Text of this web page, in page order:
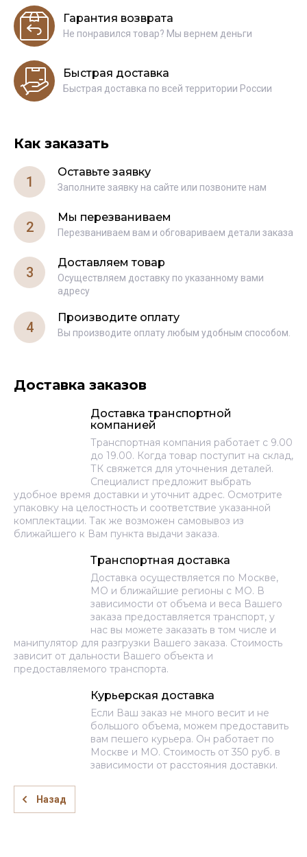
Гарантия возврата
Не понравился товар? Мы вернем деньги
Быстрая доставка
Быстрая доставка по всей территории России
Как заказать
1
Оставьте заявку
Заполните заявку на сайте или позвоните нам
2
Мы перезваниваем
Перезваниваем вам и обговариваем детали заказа
3
Доставляем товар
Осуществляем доставку по указанному вами
адресу
4
Производите оплату
Вы производите оплату любым удобным способом.
Доставка заказов
Доставка транспортной
компанией
Транспортная компания работает с 9.00
до 19.00. Когда товар поступит на склад,
ТК свяжется для уточнения деталей.
Специалист предложит выбрать
удобное время доставки и уточнит адрес. Осмотрите
упаковку на целостность и соответствие указанной
комплектации. Так же возможен самовывоз из
ближайшего к Вам пункта выдачи заказа.
Транспортная доставка
Доставка осуществляется по Москве,
МО и ближайшие регионы с МО. В
зависимости от объема и веса Вашего
заказа предоставляется транспорт, у
нас вы можете заказать в том числе и
манипулятор для разгрузки Вашего заказа. Стоимость
зависит от дальности Вашего объекта и
предоставляемого транспорта.
Курьерская доставка
Если Ваш заказ не много весит и не
большого объема, можем предоставить
вам пешего курьера. Он работает по
Москве и МО. Стоимость от 350 руб. в
зависимости от расстояния доставки.
Назад